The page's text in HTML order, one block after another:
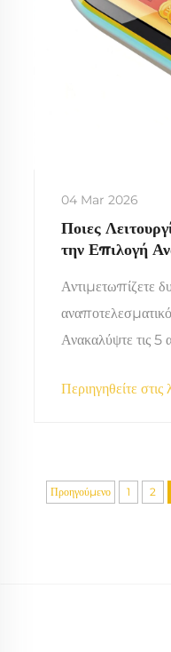
04 Mar 2026
Ποιες
την Επιλογή
Αντιμετωπίζετε
Ανακαλύψτε τις 5
συμβατότητα,
Περιηγηθείτε
Προηγούμενο 1 2